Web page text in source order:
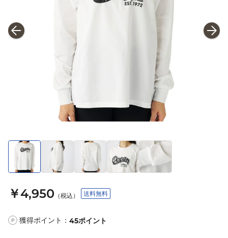
￥4,950 （税込） 送料無料
P 獲得ポイント： 45ポイント